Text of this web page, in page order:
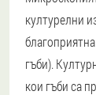
културелни
гъби).
кои гъби са